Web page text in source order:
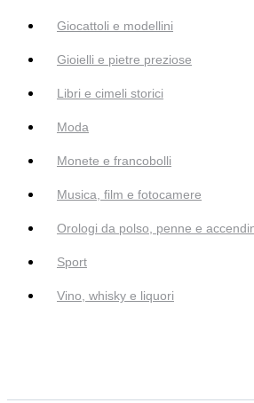
Giocattoli e modellini
Gioielli e pietre preziose
Libri e cimeli storici
Moda
Monete e francobolli
Musica, film e fotocamere
Orologi da polso, penne e
Sport
Vino, whisky e liquori